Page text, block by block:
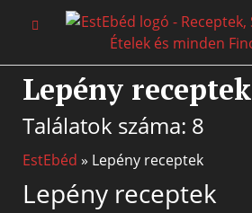
Lepény receptek
Találatok száma: 8
EstEbéd » Lepény receptek
Lepény receptek